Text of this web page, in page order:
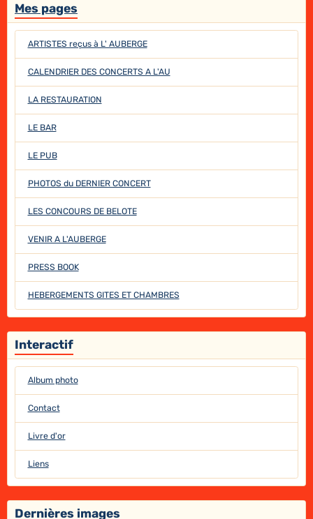
Mes pages
ARTISTES reçus à L' AUBERGE
CALENDRIER DES CONCERTS A L'AU
LA RESTAURATION
LE BAR
LE PUB
PHOTOS du DERNIER CONCERT
LES CONCOURS DE BELOTE
VENIR A L'AUBERGE
PRESS BOOK
HEBERGEMENTS GITES ET CHAMBRES
Interactif
Album photo
Contact
Livre d'or
Liens
Dernières images